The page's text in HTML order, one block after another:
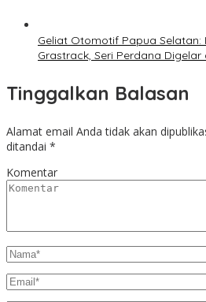
Geliat Otomotif Papua Selatan:
Grastrack, Seri Perdana Digelar
Tinggalkan Balasan
Alamat email Anda tidak akan
ditandai *
Komentar